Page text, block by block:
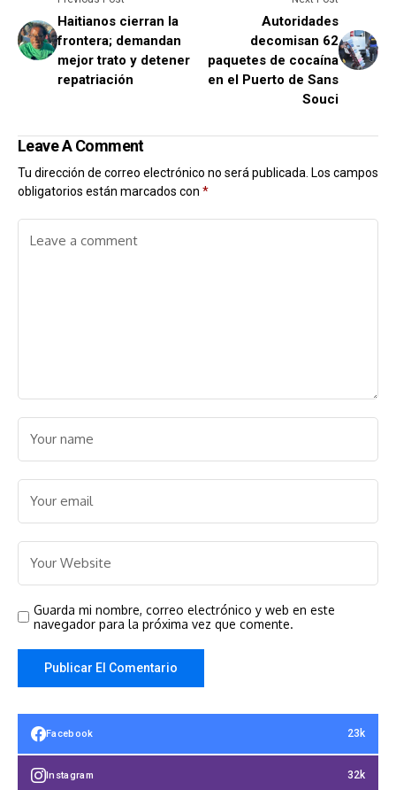
Haitianos cierran la
frontera; demandan
mejor trato y detener
repatriación
Autoridades
decomisan 62
paquetes de cocaína
en el Puerto de Sans
Souci
Leave A Comment
Tu dirección de correo electrónico no será publicada. Los campos
obligatorios están marcados con *
Guarda mi nombre, correo electrónico y web en este
navegador para la próxima vez que comente.
Facebook 23k
Instagram 32k